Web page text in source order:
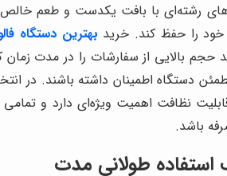
یخ‌های رشته‌ای با بافت یکدست و طعم
خود را حفظ کند. خرید بهترین دستگاه
بالایی از سفارشات را در مدت
اطمینان داشته باشند. در
نظافت اهمیت ویژه‌ای دارد و
باشد.
استفاده طولانی مدت